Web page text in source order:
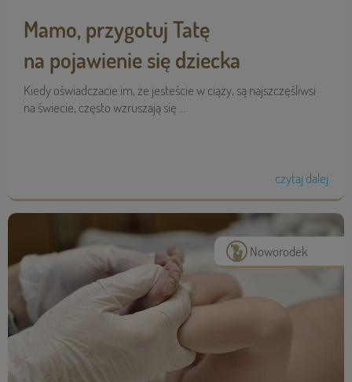
Mamo, przygotuj Tatę
na pojawienie się dziecka
Kiedy oświadczacie im, że jesteście w ciąży, są najszczęśliwsi
na świecie, często wzruszają się ...
czytaj dalej
Noworodek